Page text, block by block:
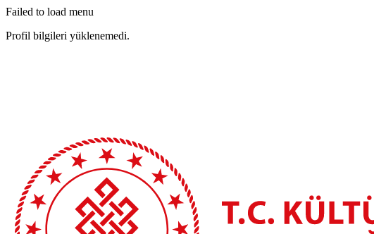
Failed to load menu
Profil bilgileri yüklenemedi.